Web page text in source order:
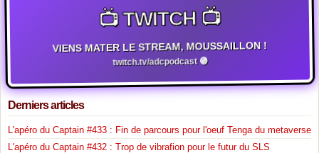
📺 TWITCH 📺
VIENS MATER LE STREAM, MOUSSAILLON !
twitch.tv/adcpodcast 🟣
Derniers articles
L'apéro du Captain #433 : Fin de parcours pour l'oeuf Tenga du metaverse
L'apéro du Captain #432 : Trop de vibrafion pour le futur du SLS